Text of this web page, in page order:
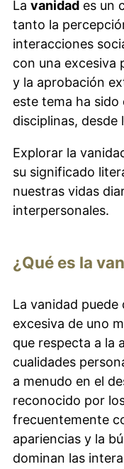
¿Cuál es el
¿Qué ejemplos de
¿Qué es la vanidad
¿Cuál es la
¿Cómo se define la
Tipos de vanidad:
La vanidad es un
tanto la
interacciones
con una excesiva
y la aprobación
este tema ha sido
disciplinas, desde
Explorar la
su significado
nuestras vidas
interpersonales.
¿Qué es la
La vanidad
excesiva de uno
que respecta a la
cualidades
a menudo en el
reconocido por
frecuentemente
apariencias y la
dominan las